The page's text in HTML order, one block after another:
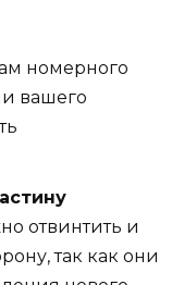
номерного
вашего
отвинтить и
так как они